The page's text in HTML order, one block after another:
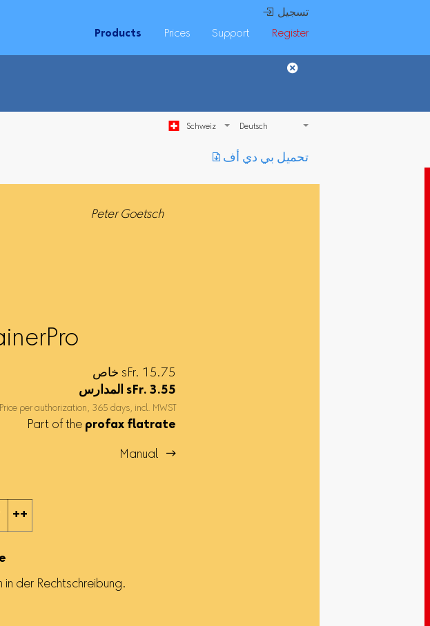
 تسجيل
Products
Prices Support Register
Schweiz
︎ تحميل بي دي أف
Peter Goetsch
خاص sFr. 15.75
المدارس sFr. 3.55
Price per authorization, 365 days, incl. MWST
Part of the profax flatrate
Manual 
++
der Rechtschreibung.